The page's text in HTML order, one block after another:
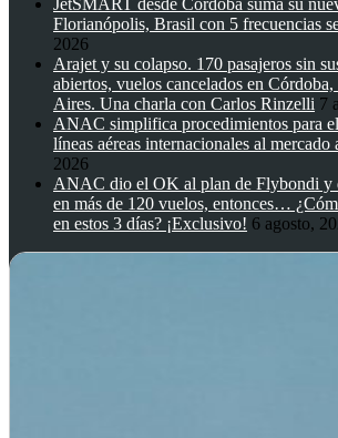
JetSMART desde Córdoba suma su
Florianópolis, Brasil con 5 frecuencias
2026
Arajet y su colapso. 170 pasajeros sin
abiertos, vuelos cancelados en
Aires. Una charla con Carlos Rinzelli 7
ANAC simplifica procedimientos para
líneas aéreas internacionales al mercado
2026
ANAC dio el OK al plan de Flybondi y
en más de 120 vuelos, entonces…
en estos 3 días? ¡Exclusivo! 6 agosto,